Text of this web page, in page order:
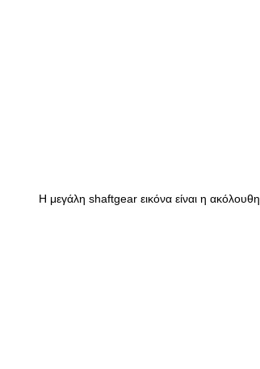
Η μεγάλη shaftgear εικόνα είναι η ακόλουθη